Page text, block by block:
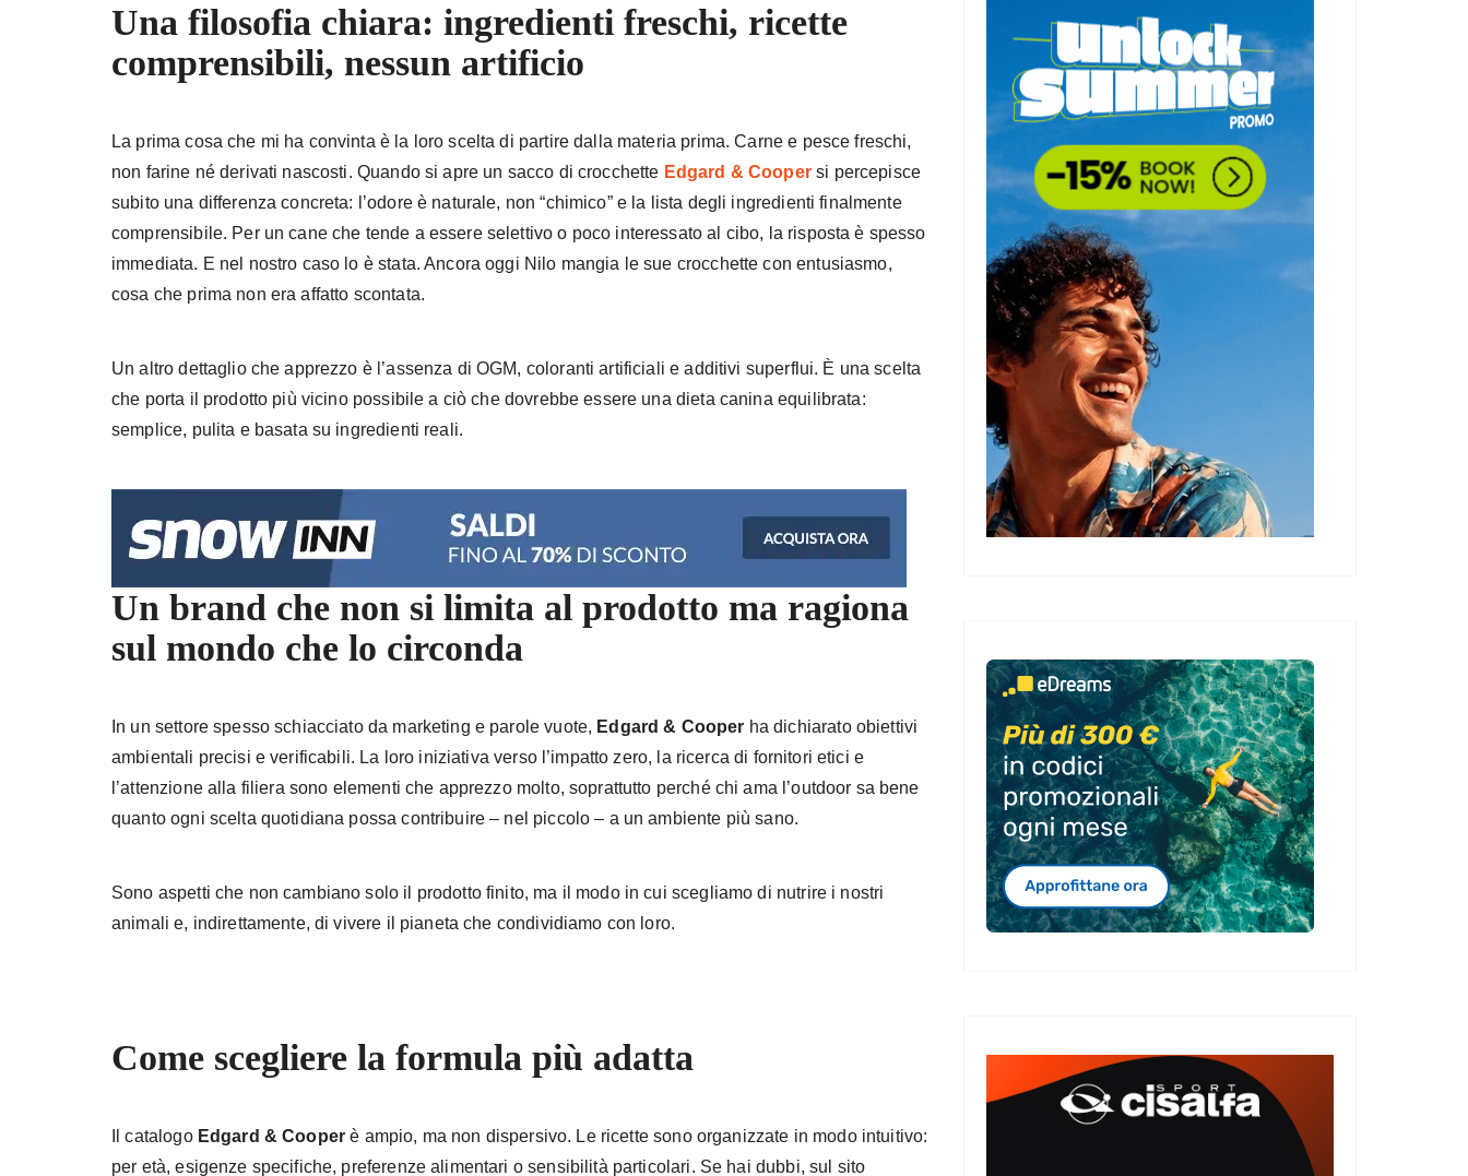
Una filosofia chiara: ingredienti freschi, ricette
comprensibili, nessun artificio
La prima cosa che mi ha convinta è la loro scelta di partire dalla materia prima. Carne e pesce freschi,
non farine né derivati nascosti. Quando si apre un sacco di crocchette Edgard & Cooper si percepisce
subito una differenza concreta: l’odore è naturale, non “chimico” e la lista degli ingredienti finalmente
comprensibile. Per un cane che tende a essere selettivo o poco interessato al cibo, la risposta è spesso
immediata. E nel nostro caso lo è stata. Ancora oggi Nilo mangia le sue crocchette con entusiasmo,
cosa che prima non era affatto scontata.
Un altro dettaglio che apprezzo è l’assenza di OGM, coloranti artificiali e additivi superflui. È una scelta
che porta il prodotto più vicino possibile a ciò che dovrebbe essere una dieta canina equilibrata:
semplice, pulita e basata su ingredienti reali.
Un brand che non si limita al prodotto ma ragiona
sul mondo che lo circonda
In un settore spesso schiacciato da marketing e parole vuote, Edgard & Cooper ha dichiarato obiettivi
ambientali precisi e verificabili. La loro iniziativa verso l’impatto zero, la ricerca di fornitori etici e
l’attenzione alla filiera sono elementi che apprezzo molto, soprattutto perché chi ama l’outdoor sa bene
quanto ogni scelta quotidiana possa contribuire – nel piccolo – a un ambiente più sano.
Sono aspetti che non cambiano solo il prodotto finito, ma il modo in cui scegliamo di nutrire i nostri
animali e, indirettamente, di vivere il pianeta che condividiamo con loro.
Come scegliere la formula più adatta
Il catalogo Edgard & Cooper è ampio, ma non dispersivo. Le ricette sono organizzate in modo intuitivo:
per età, esigenze specifiche, preferenze alimentari o sensibilità particolari. Se hai dubbi, sul sito